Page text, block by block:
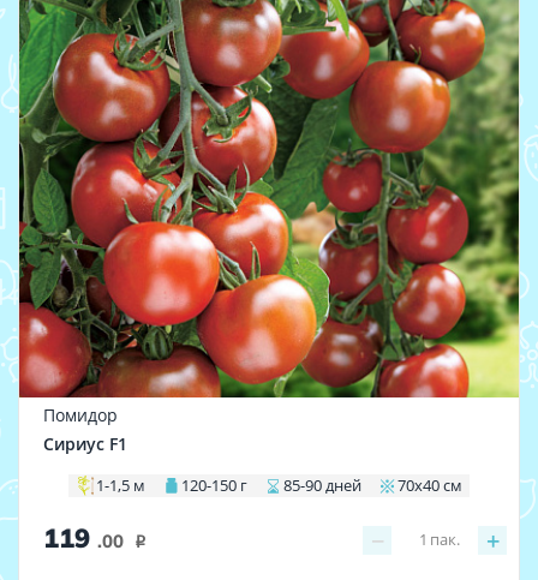
Помидор
Сириус F1
1-1,5 м 120-150 г 85-90 дней 70х40 см
119 .00 i − +
1 пак.